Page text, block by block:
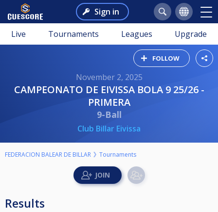
Sign in
Live Tournaments Leagues Upgrade
FOLLOW
November 2, 2025
CAMPEONATO DE EIVISSA BOLA 9 25/26 -
PRIMERA
9-Ball
Club Billar Eivissa
FEDERACION BALEAR DE BILLAR Tournaments
Results